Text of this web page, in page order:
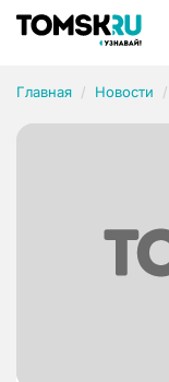
Главная Новости